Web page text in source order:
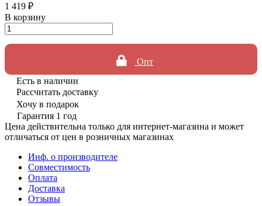
1 419 ₽
В корзину
Опт
Есть в наличии
Рассчитать доставку
Хочу в подарок
Гарантия 1 год
Цена действительна только для интернет-магазина и может
отличаться от цен в розничных магазинах
Инф. о производителе
Совместимость
Оплата
Доставка
Отзывы